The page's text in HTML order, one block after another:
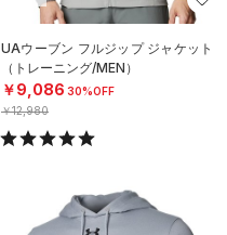
UAウーブン フルジップ ジャケット
（トレーニング/MEN）
￥9,086 30%OFF
￥12,980